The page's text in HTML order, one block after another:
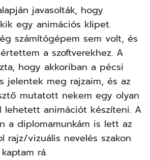
javasolták, hogy
egy animációs klipet.
számítógépem sem volt, és
a szoftverekhez. A
hogy akkoriban a pécsi
jelentek meg rajzaim, és az
mutatott nekem egy olyan
lehetett animációt készíteni. A
a diplomamunkám is lett az
rajz/vizuális nevelés szakon
rá.